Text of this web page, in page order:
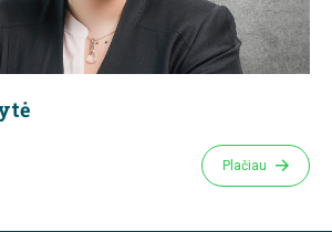
Plačiau